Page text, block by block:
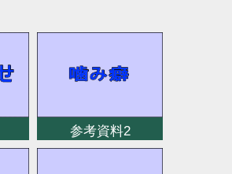
参考資料2